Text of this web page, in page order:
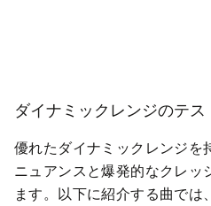
ダイナミックレンジのテス
優れたダイナミックレンジを
ニュアンスと爆発的なクレッ
ます。以下に紹介する曲では